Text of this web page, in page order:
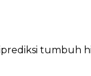
tumbuh